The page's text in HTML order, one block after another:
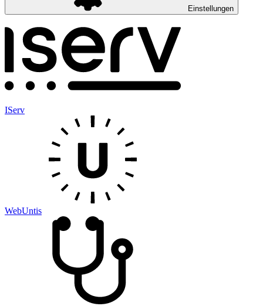
Einstellungen
IServ
WebUntis